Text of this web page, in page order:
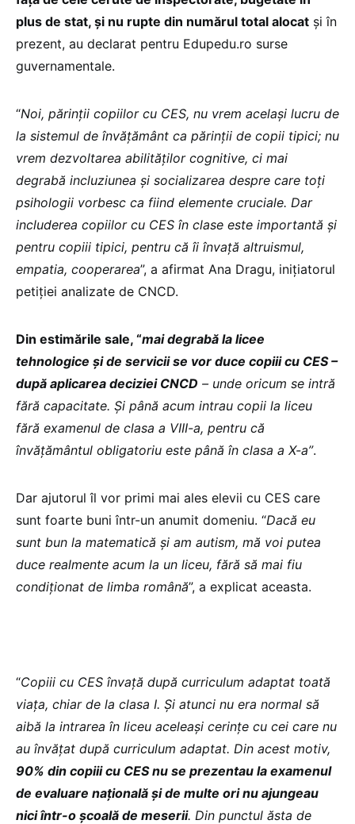
plus de stat, și nu rupte din numărul total alocat și în
prezent, au declarat pentru Edupedu.ro surse
guvernamentale.
“Noi, părinții copiilor cu CES, nu vrem același lucru de
la sistemul de învățământ ca părinții de copii tipici; nu
vrem dezvoltarea abilităților cognitive, ci mai
degrabă incluziunea și socializarea despre care toți
psihologii vorbesc ca fiind elemente cruciale. Dar
includerea copiilor cu CES în clase este importantă și
pentru copiii tipici, pentru că îi învață altruismul,
empatia, cooperarea”, a afirmat Ana Dragu, inițiatorul
petiției analizate de CNCD.
Din estimările sale, “mai degrabă la licee
tehnologice și de servicii se vor duce copiii cu CES –
după aplicarea deciziei CNCD – unde oricum se intră
fără capacitate. Și până acum intrau copii la liceu
fără examenul de clasa a VIII-a, pentru că
învățământul obligatoriu este până în clasa a X-a”.
Dar ajutorul îl vor primi mai ales elevii cu CES care
sunt foarte buni într-un anumit domeniu. “Dacă eu
sunt bun la matematică și am autism, mă voi putea
duce realmente acum la un liceu, fără să mai fiu
condiționat de limba română”, a explicat aceasta.
“Copiii cu CES învață după curriculum adaptat toată
viața, chiar de la clasa I. Și atunci nu era normal să
aibă la intrarea în liceu aceleași cerințe cu cei care nu
au învățat după curriculum adaptat. Din acest motiv,
90% din copiii cu CES nu se prezentau la examenul
de evaluare națională și de multe ori nu ajungeau
nici într-o școală de meserii. Din punctul ăsta de